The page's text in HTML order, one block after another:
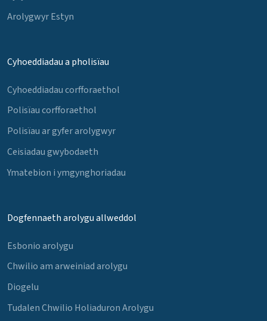
Arolygwyr Estyn
Cyhoeddiadau a pholisïau
Cyhoeddiadau corfforaethol
Polisïau corfforaethol
Polisïau ar gyfer arolygwyr
Ceisiadau gwybodaeth
Ymatebion i ymgynghoriadau
Dogfennaeth arolygu allweddol
Esbonio arolygu
Chwilio am arweiniad arolygu
Diogelu
Tudalen Chwilio Holiaduron Arolygu